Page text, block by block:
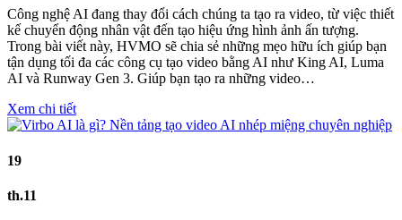
Công nghệ AI đang thay đổi cách chúng ta tạo ra video, từ việc thiết
kế chuyển động nhân vật đến tạo hiệu ứng hình ảnh ấn tượng.
Trong bài viết này, HVMO sẽ chia sẻ những mẹo hữu ích giúp bạn
tận dụng tối đa các công cụ tạo video bằng AI như King AI, Luma
AI và Runway Gen 3. Giúp bạn tạo ra những video…
Xem chi tiết
19
th.11